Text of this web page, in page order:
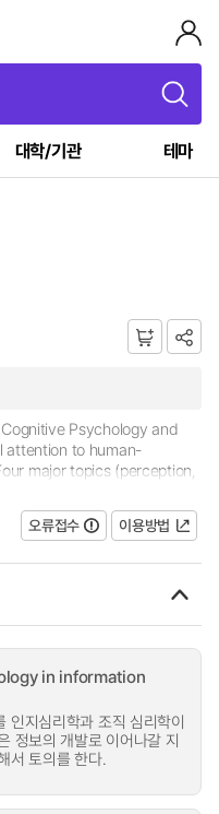
대학/기관 테마
Psychology and
attention to human-
major topics (perception,
in cognitive psychology...
오류접수 이용방법
in information
인지심리학과 조직 심리학이
정보의 개발로 이어나갈 지
서 토의를 한다.